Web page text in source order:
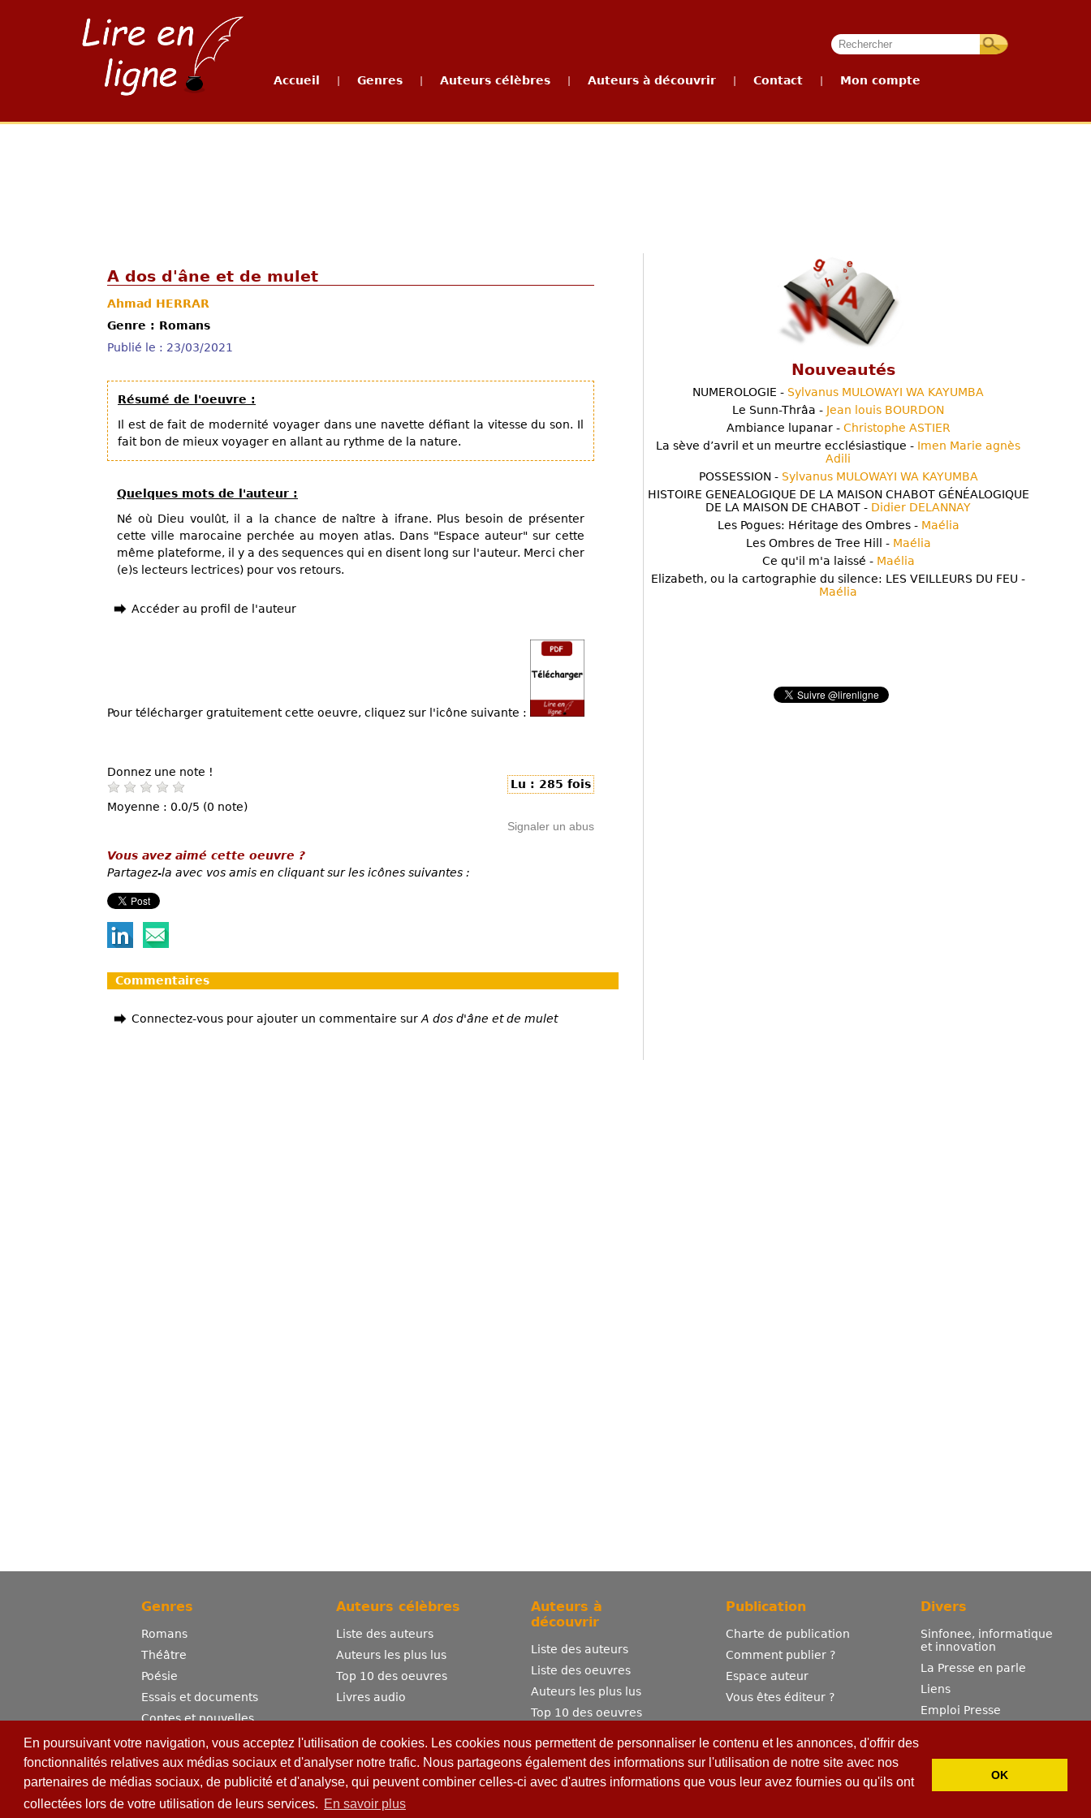
En poursuivant votre navigation, vous acceptez l'utilisation de cookies. Les cookies nous permettent de personnaliser le contenu et les annonces, d'offrir des
fonctionnalités relatives aux médias sociaux et d'analyser notre trafic. Nous partageons également des informations sur l'utilisation de notre site avec nos
partenaires de médias sociaux, de publicité et d'analyse, qui peuvent combiner celles-ci avec d'autres informations que vous leur avez fournies ou qu'ils ont
collectées lors de votre utilisation de leurs services. En savoir plus
OK
Accueil Genres Auteurs célèbres Auteurs à découvrir Contact Mon compte
A dos d'âne et de mulet
Ahmad HERRAR
Genre : Romans
Publié le : 23/03/2021
Résumé de l'oeuvre :
Il est de fait de modernité voyager dans une navette défiant la vitesse du son. Il
fait bon de mieux voyager en allant au rythme de la nature.
Quelques mots de l'auteur :
Né où Dieu voulût, il a la chance de naître à ifrane. Plus besoin de présenter
cette ville marocaine perchée au moyen atlas. Dans "Espace auteur" sur cette
même plateforme, il y a des sequences qui en disent long sur l'auteur. Merci cher
(e)s lecteurs lectrices) pour vos retours.
Accéder au profil de l'auteur
Pour télécharger gratuitement cette oeuvre, cliquez sur l'icône suivante :
Donnez une note !
Moyenne : 0.0/5 (0 note)
Lu : 285 fois
Signaler un abus
Vous avez aimé cette oeuvre ?
Partagez-la avec vos amis en cliquant sur les icônes suivantes :
Commentaires
Connectez-vous pour ajouter un commentaire sur A dos d'âne et de mulet
Nouveautés
NUMEROLOGIE - Sylvanus MULOWAYI WA KAYUMBA
Le Sunn-Thrâa - Jean louis BOURDON
Ambiance lupanar - Christophe ASTIER
La sève d’avril et un meurtre ecclésiastique - Imen Marie agnès
Adili
POSSESSION - Sylvanus MULOWAYI WA KAYUMBA
HISTOIRE GENEALOGIQUE DE LA MAISON CHABOT GÉNÉALOGIQUE
DE LA MAISON DE CHABOT - Didier DELANNAY
Les Pogues: Héritage des Ombres - Maélia
Les Ombres de Tree Hill - Maélia
Ce qu'il m'a laissé - Maélia
Elizabeth, ou la cartographie du silence: LES VEILLEURS DU FEU -
Maélia
Genres
Romans
Théâtre
Poésie
Essais et documents
Contes et nouvelles
Dictionnaire
Sciences
Bandes dessinées
Erotisme
Auteurs célèbres
Liste des auteurs
Auteurs les plus lus
Top 10 des oeuvres
Livres audio
Auteurs à
découvrir
Liste des auteurs
Liste des oeuvres
Auteurs les plus lus
Top 10 des oeuvres
Publication
Charte de publication
Comment publier ?
Espace auteur
Vous êtes éditeur ?
Divers
Sinfonee, informatique
et innovation
La Presse en parle
Liens
Emploi Presse